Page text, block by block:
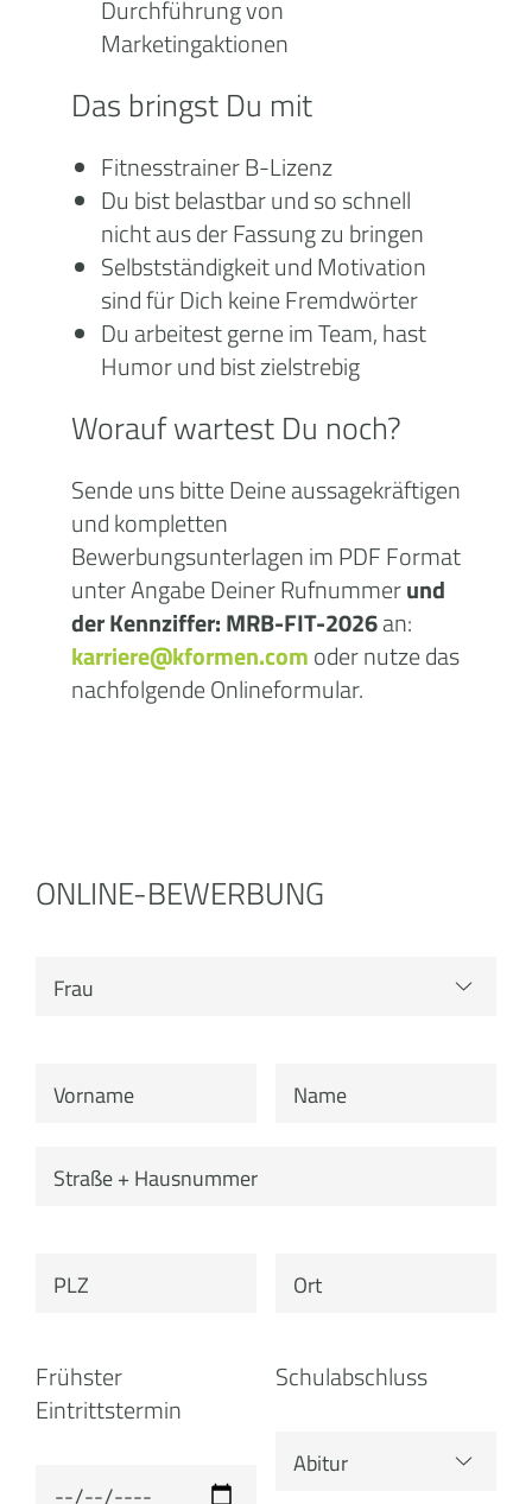
Durchführung von
Marketingaktionen
Das bringst Du mit
Fitnesstrainer B-Lizenz
Du bist belastbar und so schnell
nicht aus der Fassung zu bringen
Selbstständigkeit und Motivation
sind für Dich keine Fremdwörter
Du arbeitest gerne im Team, hast
Humor und bist zielstrebig
Worauf wartest Du noch?
Sende uns bitte Deine aussagekräftigen
und kompletten
Bewerbungsunterlagen im PDF Format
unter Angabe Deiner Rufnummerund
der Kennziffer:MRB-FIT-2026an:
karriere@kformen.comoder nutze das
nachfolgende Onlineformular.
ONLINE-BEWERBUNG
Frühster
Eintrittstermin
Schulabschluss